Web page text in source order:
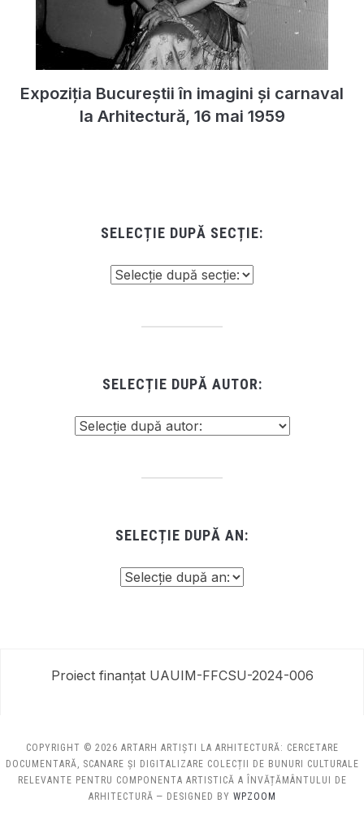
Expoziția Bucureștii în imagini și carnaval
la Arhitectură, 16 mai 1959
SELECȚIE DUPĂ SECȚIE:
SELECȚIE DUPĂ AUTOR:
SELECȚIE DUPĂ AN:
Proiect finanțat UAUIM-FFCSU-2024-006
COPYRIGHT © 2026 ARTARH ARTIȘTI LA ARHITECTURĂ: CERCETARE
DOCUMENTARĂ, SCANARE ȘI DIGITALIZARE COLECȚII DE BUNURI CULTURALE
RELEVANTE PENTRU COMPONENTA ARTISTICĂ A ÎNVĂȚĂMÂNTULUI DE
ARHITECTURĂ — DESIGNED BY WPZOOM